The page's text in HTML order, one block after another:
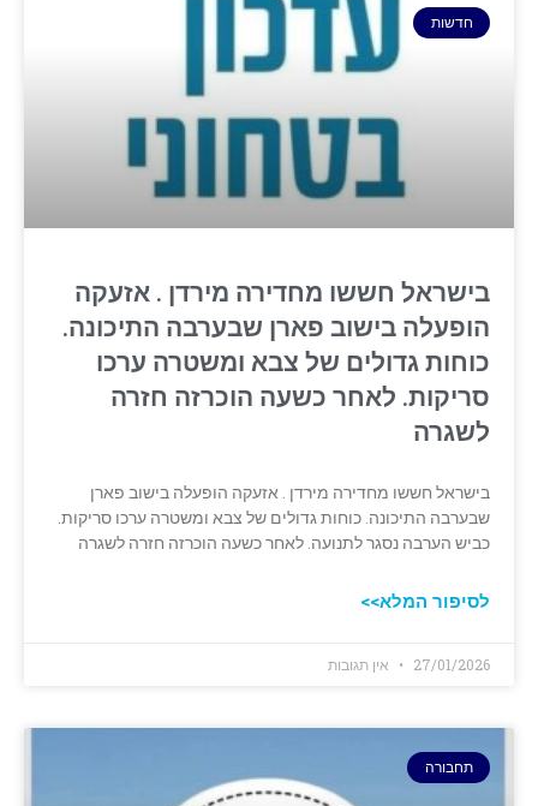
חדשות
בישראל חששו מחדירה מירדן . אזעקה
הופעלה בישוב פארן שבערבה התיכונה.
כוחות גדולים של צבא ומשטרה ערכו
סריקות. לאחר כשעה הוכרזה חזרה
לשגרה
בישראל חששו מחדירה מירדן . אזעקה הופעלה בישוב פארן
שבערבה התיכונה. כוחות גדולים של צבא ומשטרה ערכו סריקות.
כביש הערבה נסגר לתנועה. לאחר כשעה הוכרזה חזרה לשגרה
לסיפור המלא>>
27/01/2026 אין תגובות
תחבורה